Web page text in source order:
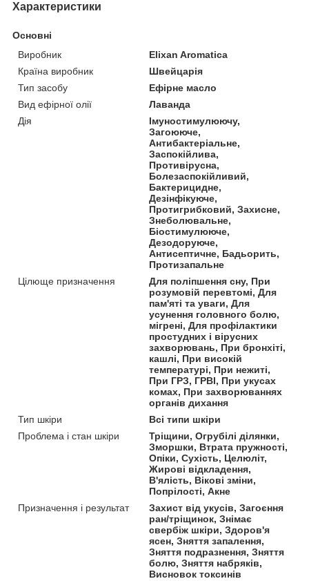
Характеристики
Основні
Виробник
Elixan Aromatica
Країна виробник
Швейцарія
Тип засобу
Ефірне масло
Вид ефірної олії
Лаванда
Дія
Імуностимулюючу,
Загоююче,
Антибактеріальне,
Заспокійлива,
Противірусна,
Болезаспокійливий,
Бактерицидне,
Дезінфікуюче,
Протигрибковий, Захисне,
Знеболювальне,
Біостимулююче,
Дезодоруюче,
Антисептичне, Бадьорить,
Протизапальне
Цілюще призначення
Для поліпшення сну, При
розумовій перевтомі, Для
пам'яті та уваги, Для
усунення головного болю,
мігрені, Для профілактики
простудних і вірусних
захворювань, При бронхіті,
кашлі, При високій
температурі, При нежиті,
При ГРЗ, ГРВІ, При укусах
комах, При захворюваннях
органів дихання
Тип шкіри
Всі типи шкіри
Проблема і стан шкіри
Тріщини, Огрубілі ділянки,
Зморшки, Втрата пружності,
Опіки, Сухість, Целюліт,
Жирові відкладення,
В'ялість, Вікові зміни,
Попрілості, Акне
Призначення і результат
Захист від укусів, Загоєння
ран/тріщинок, Знімає
свербіж шкіри, Здоров'я
ясен, Зняття запалення,
Зняття подразнення, Зняття
болю, Зняття набряків,
Висновок токсинів